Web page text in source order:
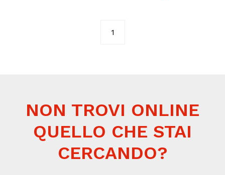
1
NON TROVI ONLINE
QUELLO CHE STAI
CERCANDO?